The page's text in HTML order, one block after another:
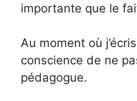
importante que le
Au moment où
conscience de ne
pédagogue.